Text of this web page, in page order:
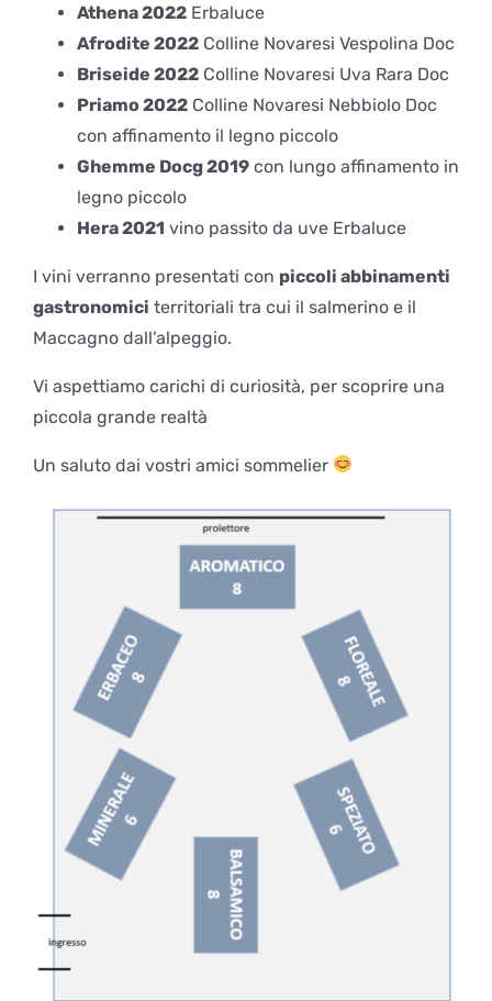
Athena 2022 Erbaluce
Afrodite 2022 Colline Novaresi Vespolina Doc
Briseide 2022 Colline Novaresi Uva Rara Doc
Priamo 2022 Colline Novaresi Nebbiolo Doc
con affinamento il legno piccolo
Ghemme Docg 2019 con lungo affinamento in
legno piccolo
Hera 2021 vino passito da uve Erbaluce
I vini verranno presentati con piccoli abbinamenti
gastronomici territoriali tra cui il salmerino e il
Maccagno dall’alpeggio.
Vi aspettiamo carichi di curiosità, per scoprire una
piccola grande realtà
Un saluto dai vostri amici sommelier